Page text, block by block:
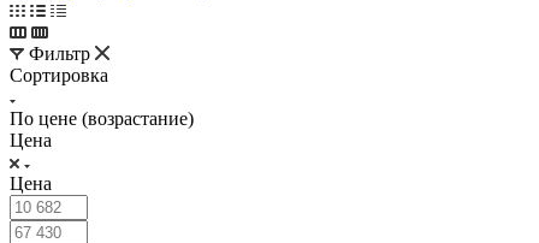
Фильтр
Сортировка
По цене (возрастание)
Цена
Цена